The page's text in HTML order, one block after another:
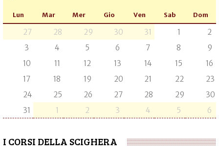
Lun Mar Mer Gio Ven Sab Dom
27 28 29 30 31 1
2
3
4 5 6 7 8
9
10
11 12 13 14 15
16
17
18 19 20 21 22
23
24
25 26 27 28 29
30
31
1 2 3 4 5 6
I CORSI DELLA SCIGHERA